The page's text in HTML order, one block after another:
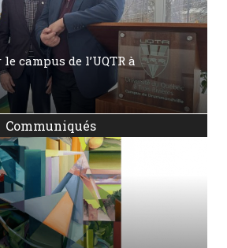
campus de l’UQTR à
Communiqués